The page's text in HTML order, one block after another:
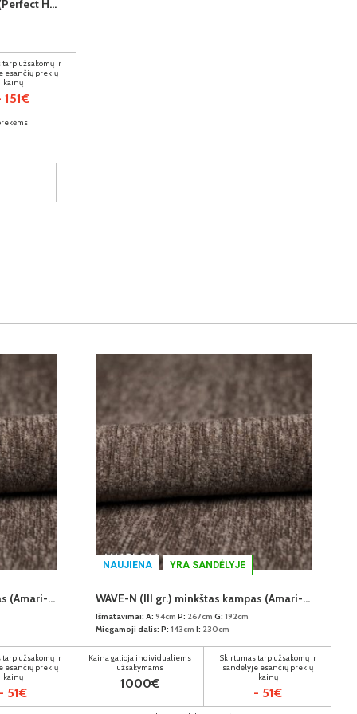
SOHO (II gr.) minkštas kampas (Perfect Harmony-04) K
užsakomų ir
esančių prekių
kainų
151€
WAVE-N (III gr.) minkštas kampas (Amari-966) K
užsakomų ir
esančių prekių
kainų
51€
NAUJIENA YRA SANDĖLYJE
WAVE-N (III gr.) minkštas kampas (Amari-966) D
Išmatavimai: A: 94cm P: 267cm G: 192cm
Miegamoji dalis: P: 143cm I: 230cm
Kaina galioja individualiems
užsakymams
1000€
Skirtumas tarp užsakomų ir
sandėlyje esančių prekių
kainų
- 51€